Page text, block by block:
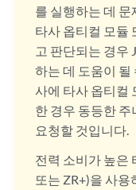
를 실행하는 데
타사 옵티컬 모듈
고 판단되는 경우
하는 데 도움이 될
사에 타사 옵티컬
한 경우 동등한
요청할 것입니다.
전력 소비가 높은
또는 ZR+)을 사